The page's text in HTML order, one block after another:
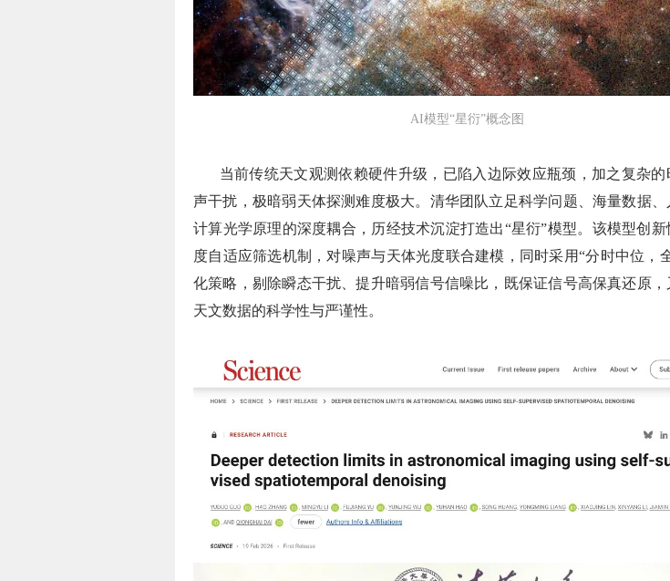
AI模型“星衍”概念图
当前传统天文观测依赖硬件升级，已陷入边际效应瓶颈，加之复杂的
声干扰，极暗弱天体探测难度极大。清华团队立足科学问题、海量数据、
计算光学原理的深度耦合，历经技术沉淀打造出“星衍”模型。该模型创
度自适应筛选机制，对噪声与天体光度联合建模，同时采用“分时中位，
化策略，剔除瞬态干扰、提升暗弱信号信噪比，既保证信号高保真还原
天文数据的科学性与严谨性。